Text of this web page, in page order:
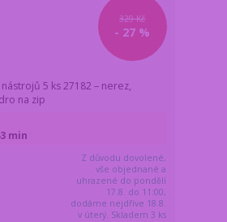
329 Kč
- 27 %
5 ks 27182 – nerez,
na zip
Z důvodu dovolené,
vše objednané a
uhrazené do pondělí
17.8. do 11:00,
dodáme nejdříve 18.8.
v úterý. Skladem 3 ks
min